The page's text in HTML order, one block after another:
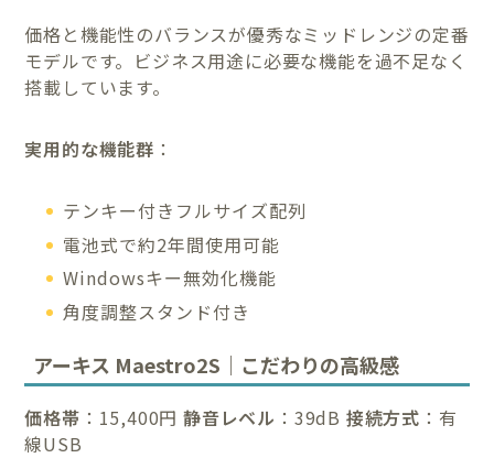
価格と機能性のバランスが優秀なミッドレンジの定番
モデルです。ビジネス用途に必要な機能を過不足なく
搭載しています。
実用的な機能群 ：
テンキー付きフルサイズ配列
電池式で約2年間使用可能
Windowsキー無効化機能
角度調整スタンド付き
アーキス Maestro2S｜こだわりの高級感
価格帯 ：15,400円静音レベル ：39dB 接続方式 ：有
線USB